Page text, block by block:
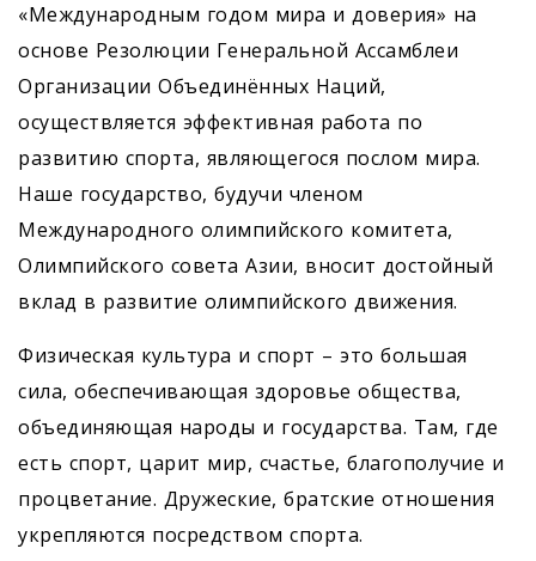
«Международным годом мира и доверия» на
основе Резолюции Генеральной Ассамблеи
Организации Объединённых Наций,
осуществляется эффективная работа по
развитию спорта, являющегося послом мира.
Наше государство, будучи членом
Международного олимпийского комитета,
Олимпийского совета Азии, вносит достойный
вклад в развитие олимпийского движения.
Физическая культура и спорт – это большая
сила, обеспечивающая здоровье общества,
объе­диняющая народы и государства. Там, где
есть спорт, царит мир, счастье, благополучие и
процветание. Дружеские, братские отношения
укрепляются посредством спорта.